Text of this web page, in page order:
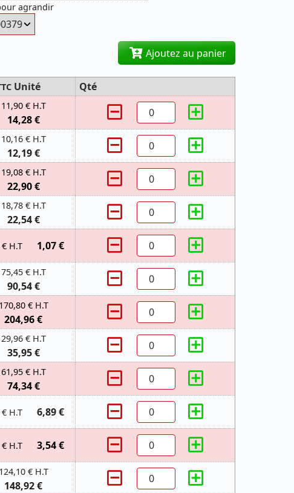
agrandir
Ajoutez au panier
Unité
Qté
11,90 € H.T
14,28 €
10,16 € H.T
12,19 €
19,08 € H.T
22,90 €
18,78 € H.T
22,54 €
H.T 1,07 €
75,45 € H.T
90,54 €
170,80 € H.T
204,96 €
29,96 € H.T
35,95 €
61,95 € H.T
74,34 €
H.T 6,89 €
H.T 3,54 €
124,10 € H.T
148,92 €